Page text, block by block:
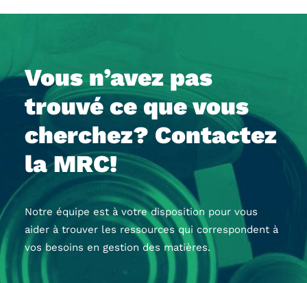
Vous n’avez pas
trouvé ce que vous
cherchez? Contactez
la MRC!
Notre équipe est à votre disposition pour vous
aider à trouver les ressources qui correspondent à
vos besoins en gestion des matières.